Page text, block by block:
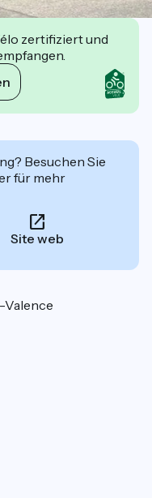
zertifiziert und
Besuchen Sie
für mehr
Site web
Valence